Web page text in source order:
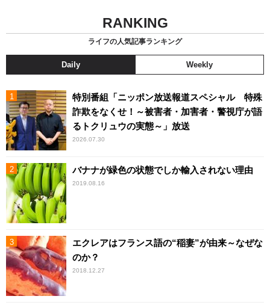
RANKING
ライフの人気記事ランキング
Daily Weekly
特別番組「ニッポン放送報道スペシャル 特殊
詐欺をなくせ！～被害者・加害者・警視庁が語
るトクリュウの実態～」放送
2026.07.30
バナナが緑色の状態でしか輸入されない理由
2019.08.16
エクレアはフランス語の“稲妻”が由来～なぜな
のか？
2018.12.27